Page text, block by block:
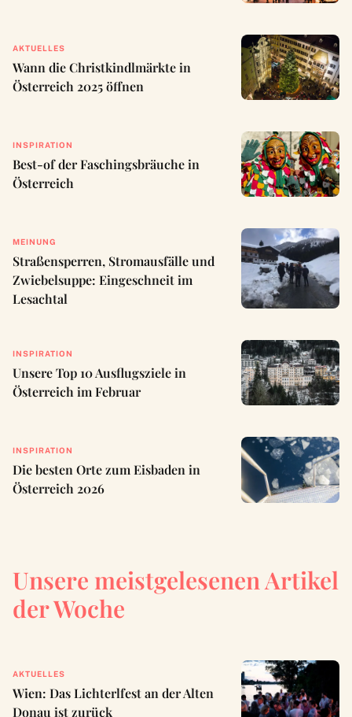
AKTUELLES
Wann die Christkindlmärkte in
Österreich 2025 öffnen
INSPIRATION
Best-of der Faschingsbräuche in
Österreich
MEINUNG
Straßensperren, Stromausfälle und
Zwiebelsuppe: Eingeschneit im
Lesachtal
INSPIRATION
Unsere Top 10 Ausflugsziele in
Österreich im Februar
INSPIRATION
Die besten Orte zum Eisbaden in
Österreich 2026
Unsere meistgelesenen Artikel
der Woche
AKTUELLES
Wien: Das Lichterlfest an der Alten
Donau ist zurück